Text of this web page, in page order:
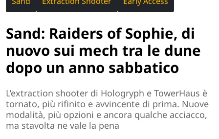
Sand: Raiders of Sophie, di
nuovo sui mech tra le dune
dopo un anno sabbatico
L’extraction shooter di Hologryph e TowerHaus è
tornato, più rifinito e avvincente di prima. Nuove
modalità, più opzioni e ancora qualche acciacco,
ma stavolta ne vale la pena